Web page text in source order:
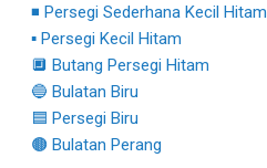
◾ Persegi Sederhana Kecil Hitam
▪ Persegi Kecil Hitam
🔲 Butang Persegi Hitam
🔵 Bulatan Biru
🟦 Persegi Biru
🟤 Bulatan Perang